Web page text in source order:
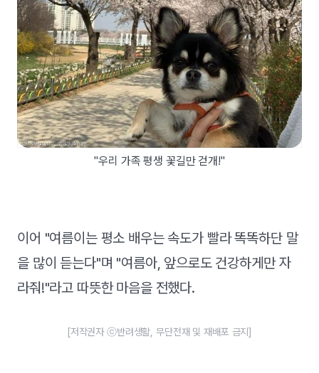
"우리 가족 평생 꽃길만 걷개!"
이어 "여름이는 평소 배우는 속도가 빨라 똑똑하단 말
을 많이 듣는다"며 "여름아, 앞으로도 건강하게만 자
라줘!"라고 따뜻한 마음을 전했다.
[저작권자 ⓒ반려생활, 무단전재 및 재배포 금지]